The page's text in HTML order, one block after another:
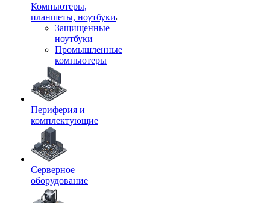
Компьютеры,
планшеты, ноутбуки
Защищенные
ноутбуки
Промышленные
компьютеры
Периферия и
комплектующие
Серверное
оборудование